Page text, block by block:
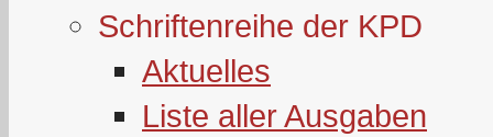
Schriftenreihe der KPD
Aktuelles
Liste aller Ausgaben